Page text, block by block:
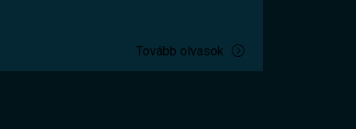
Tovább olvasok